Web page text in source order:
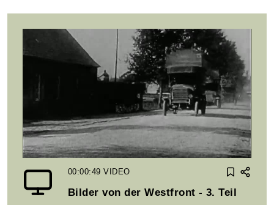
00:00:49VIDEO
Bilder von der Westfront - 3. Teil